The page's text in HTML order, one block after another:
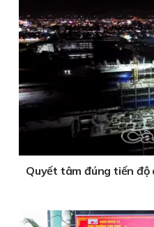
Quyết tâm đúng tiến độ